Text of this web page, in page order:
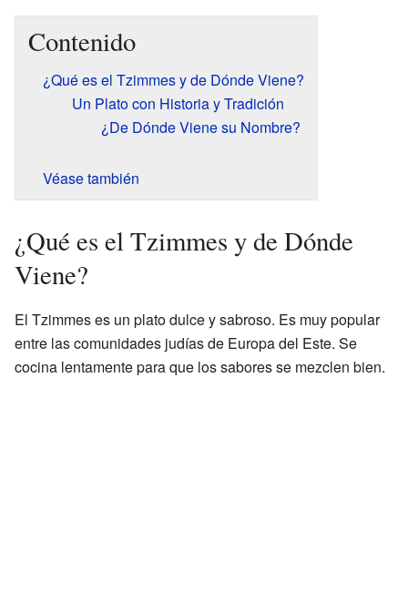
Contenido
¿Qué es el Tzimmes y de Dónde Viene?
Un Plato con Historia y Tradición
¿De Dónde Viene su Nombre?
Véase también
¿Qué es el Tzimmes y de Dónde
Viene?
El Tzimmes es un plato dulce y sabroso. Es muy popular
entre las comunidades judías de Europa del Este. Se
cocina lentamente para que los sabores se mezclen bien.